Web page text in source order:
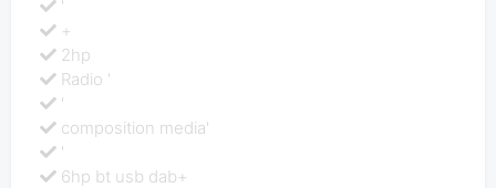
'
+
2hp
Radio '
'
composition media'
'
6hp bt usb dab+